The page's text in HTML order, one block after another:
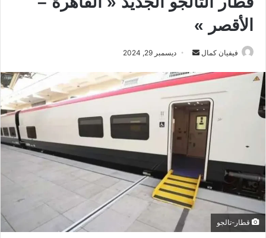
الأقصر »
فيفيان كمال
س
ل
ب
إ
ل
ك
ديسمبر 29, 2024
قطار-تالجو